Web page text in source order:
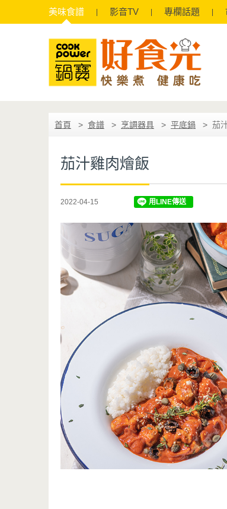
美味食譜 影音TV 專欄話題
首頁 食譜 烹調器具 平底鍋 茄
茄汁雞肉燴飯
2022-04-15